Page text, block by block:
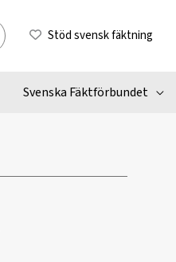
Stöd svensk fäktning
Svenska Fäktförbundet